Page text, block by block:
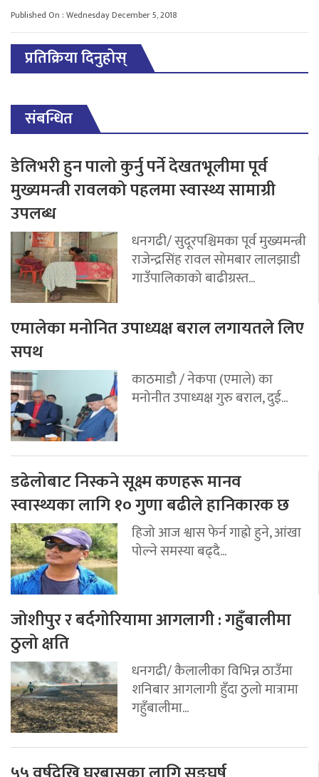
Published On : Wednesday December 5, 2018
प्रतिक्रिया दिनुहोस्
संबन्धित
डेलिभरी हुन पालो कुर्नु पर्ने देखतभूलीमा पूर्व
मुख्यमन्त्री रावलको पहलमा स्वास्थ्य सामाग्री
उपलब्ध
धनगढी/ सुदूरपश्चिमका पूर्व मुख्यमन्त्री
राजेन्द्रसिंह रावल सोमबार लालझाडी
गाउँपालिकाको बाढीग्रस्त...
एमालेका मनोनित उपाध्यक्ष बराल लगायतले लिए
सपथ
काठमाडौ / नेकपा (एमाले) का
मनोनीत उपाध्यक्ष गुरु बराल, दुई...
डढेलोबाट निस्कने सूक्ष्म कणहरू मानव
स्वास्थ्यका लागि १० गुणा बढीले हानिकारक छ
हिजो आज श्वास फेर्न गाह्रो हुने, आंखा
पोल्ने समस्या बढ्दै...
जोशीपुर र बर्दगोरियामा आगलागी : गहुँबालीमा
ठुलो क्षति
धनगढी/ कैलालीका विभिन्न ठाउँमा
शनिबार आगलागी हुँदा ठुलो मात्रामा
गहुँबालीमा...